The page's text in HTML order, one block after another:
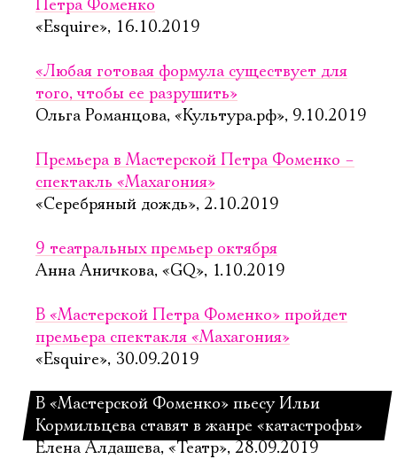
Петра Фоменко
«Esquire», 16.10.2019
«Любая готовая формула существует для
того, чтобы ее разрушить»
Ольга Романцова, «Культура.рф», 9.10.2019
Премьера в Мастерской Петра Фоменко –
спектакль «Махагония»
«Серебряный дождь», 2.10.2019
9 театральных премьер октября
Анна Аничкова, «GQ», 1.10.2019
В «Мастерской Петра Фоменко» пройдет
премьера спектакля «Махагония»
«Esquire», 30.09.2019
В «Мастерской Фоменко» пьесу Ильи
Кормильцева ставят в жанре «катастрофы»
Елена Алдашева, «Театр», 28.09.2019